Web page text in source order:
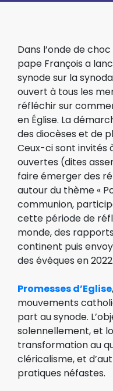
Dans l’onde de choc
pape François a
synode sur la
ouvert à tous les
réfléchir sur
en Église. La
des diocèses et de
Ceux-ci sont invités
ouvertes (dites
faire émerger des
autour du thème «
communion,
cette période de
monde, des
continent puis
des évêques en 2022.
Promesses d’Eglise
mouvements
part au synode.
solennellement, et
transformation au
cléricalisme, et
pratiques néfastes.